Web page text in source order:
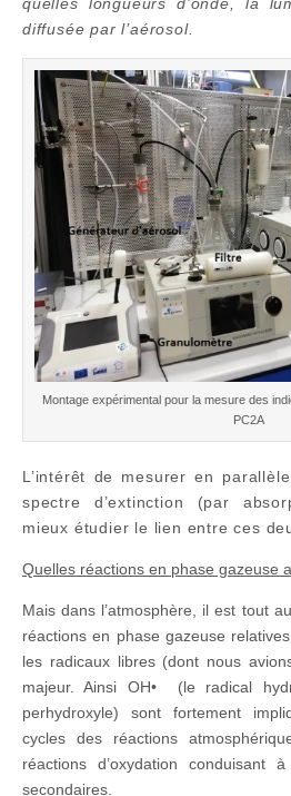
diffusée par l’aérosol.
Montage expérimental pour la mesure des
PC2A
L’intérêt de mesurer en
spectre d’extinction (par
mieux étudier le lien entre ces
Quelles réactions en phase gazeuse
Mais dans l’atmosphère, il est tout
réactions en phase gazeuse
les radicaux libres (dont nous
majeur. Ainsi OH• (le radical
perhydroxyle) sont fortement
cycles des réactions
réactions d’oxydation conduisant
secondaires.